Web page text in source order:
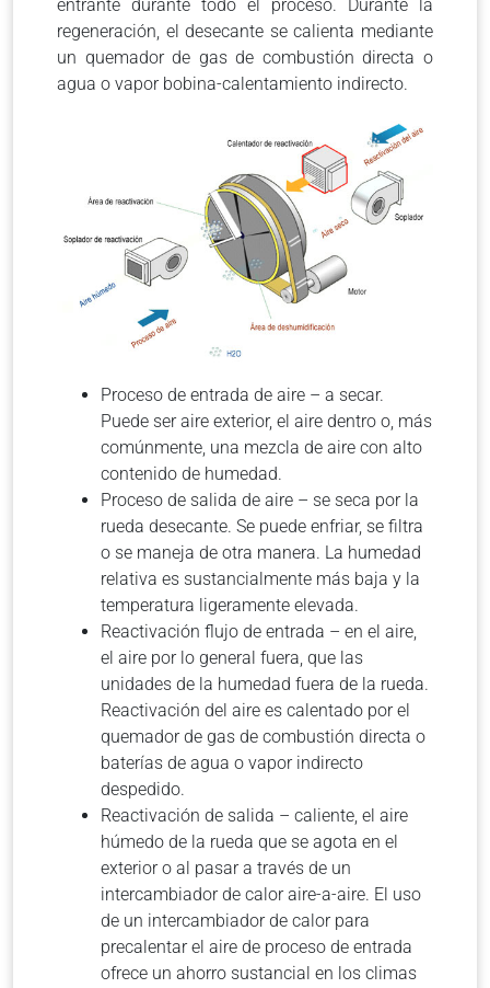
entrante durante todo el proceso. Durante la
regeneración, el desecante se calienta mediante
un quemador de gas de combustión directa o
agua o vapor bobina-calentamiento indirecto.
Proceso de entrada de aire – a secar.
Puede ser aire exterior, el aire dentro o, más
comúnmente, una mezcla de aire con alto
contenido de humedad.
Proceso de salida de aire – se seca por la
rueda desecante. Se puede enfriar, se filtra
o se maneja de otra manera. La humedad
relativa es sustancialmente más baja y la
temperatura ligeramente elevada.
Reactivación flujo de entrada – en el aire,
el aire por lo general fuera, que las
unidades de la humedad fuera de la rueda.
Reactivación del aire es calentado por el
quemador de gas de combustión directa o
baterías de agua o vapor indirecto
despedido.
Reactivación de salida – caliente, el aire
húmedo de la rueda que se agota en el
exterior o al pasar a través de un
intercambiador de calor aire-a-aire. El uso
de un intercambiador de calor para
precalentar el aire de proceso de entrada
ofrece un ahorro sustancial en los climas